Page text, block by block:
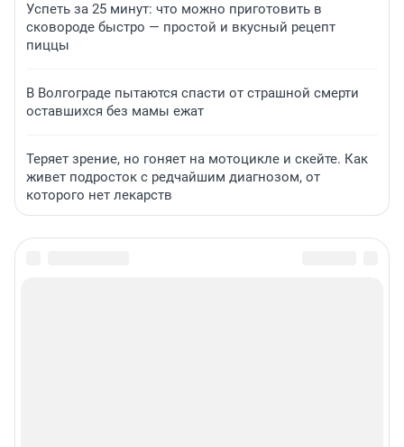
Успеть за 25 минут: что можно приготовить в
сковороде быстро — простой и вкусный рецепт
пиццы
В Волгограде пытаются спасти от страшной смерти
оставшихся без мамы ежат
Теряет зрение, но гоняет на мотоцикле и скейте. Как
живет подросток с редчайшим диагнозом, от
которого нет лекарств